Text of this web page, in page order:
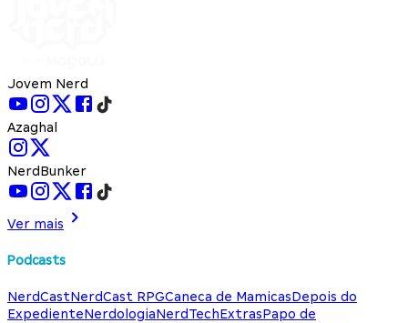
Jovem Nerd
Azaghal
NerdBunker
Ver mais
Podcasts
NerdCastNerdCast RPGCaneca de MamicasDepois do
ExpedienteNerdologiaNerdTechExtrasPapo de